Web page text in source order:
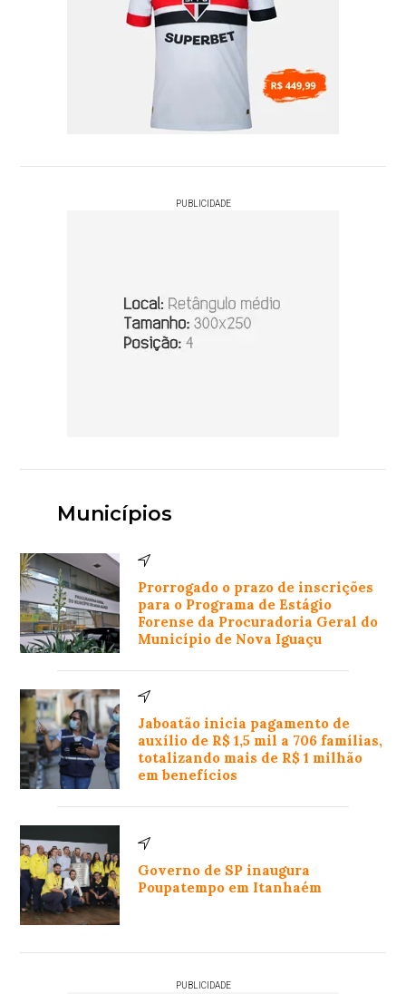
PUBLICIDADE
Municípios
Prorrogado o prazo de inscrições
para o Programa de Estágio
Forense da Procuradoria Geral do
Município de Nova Iguaçu
Jaboatão inicia pagamento de
auxílio de R$ 1,5 mil a 706 famílias,
totalizando mais de R$ 1 milhão
em benefícios
Governo de SP inaugura
Poupatempo em Itanhaém
PUBLICIDADE